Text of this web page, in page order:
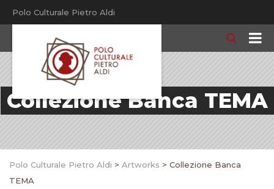
Polo Culturale Pietro Aldi
Collezione Banca TEMA
Polo Culturale Pietro Aldi > Artworks > Collezione Banca
TEMA